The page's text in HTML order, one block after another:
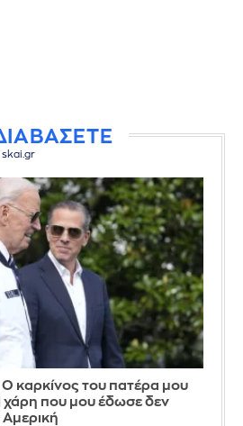
skai.gr
καρκίνος του πατέρα μου
χάρη που μου έδωσε δεν
Αμερική